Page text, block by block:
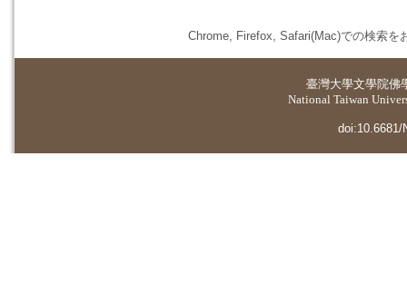
Chrome, Firefox, Safari(Mac)での検索を
臺灣大學文學院佛
National Taiwan
doi:10.6681/